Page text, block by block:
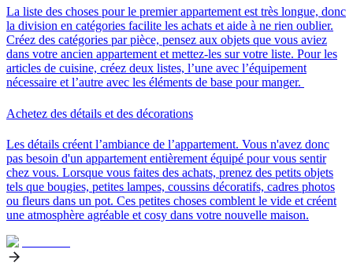
La liste des choses pour le premier appartement est très longue, donc
la division en catégories facilite les achats et aide à ne rien oublier.
Créez des catégories par pièce, pensez aux objets que vous aviez
dans votre ancien appartement et mettez-les sur votre liste. Pour les
articles de cuisine, créez deux listes, l’une avec l’équipement
nécessaire et l’autre avec les éléments de base pour manger.
Achetez des détails et des décorations
Les détails créent l’ambiance de l’appartement. Vous n'avez donc
pas besoin d'un appartement entièrement équipé pour vous sentir
chez vous. Lorsque vous faites des achats, prenez des petits objets
tels que bougies, petites lampes, coussins décoratifs, cadres photos
ou fleurs dans un pot. Ces petites choses comblent le vide et créent
une atmosphère agréable et cosy dans votre nouvelle maison.